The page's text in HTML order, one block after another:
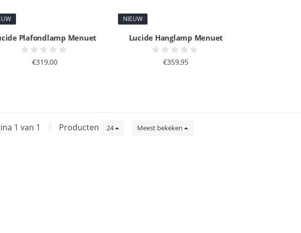
Plafondlamp Menuet
€319,00
NIEUW
Lucide Hanglamp Menuet
€359,95
1 van 1 | Producten 24 Meest bekeken